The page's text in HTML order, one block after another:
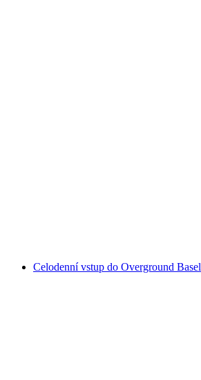
Celodenní vstup do Overground Basel